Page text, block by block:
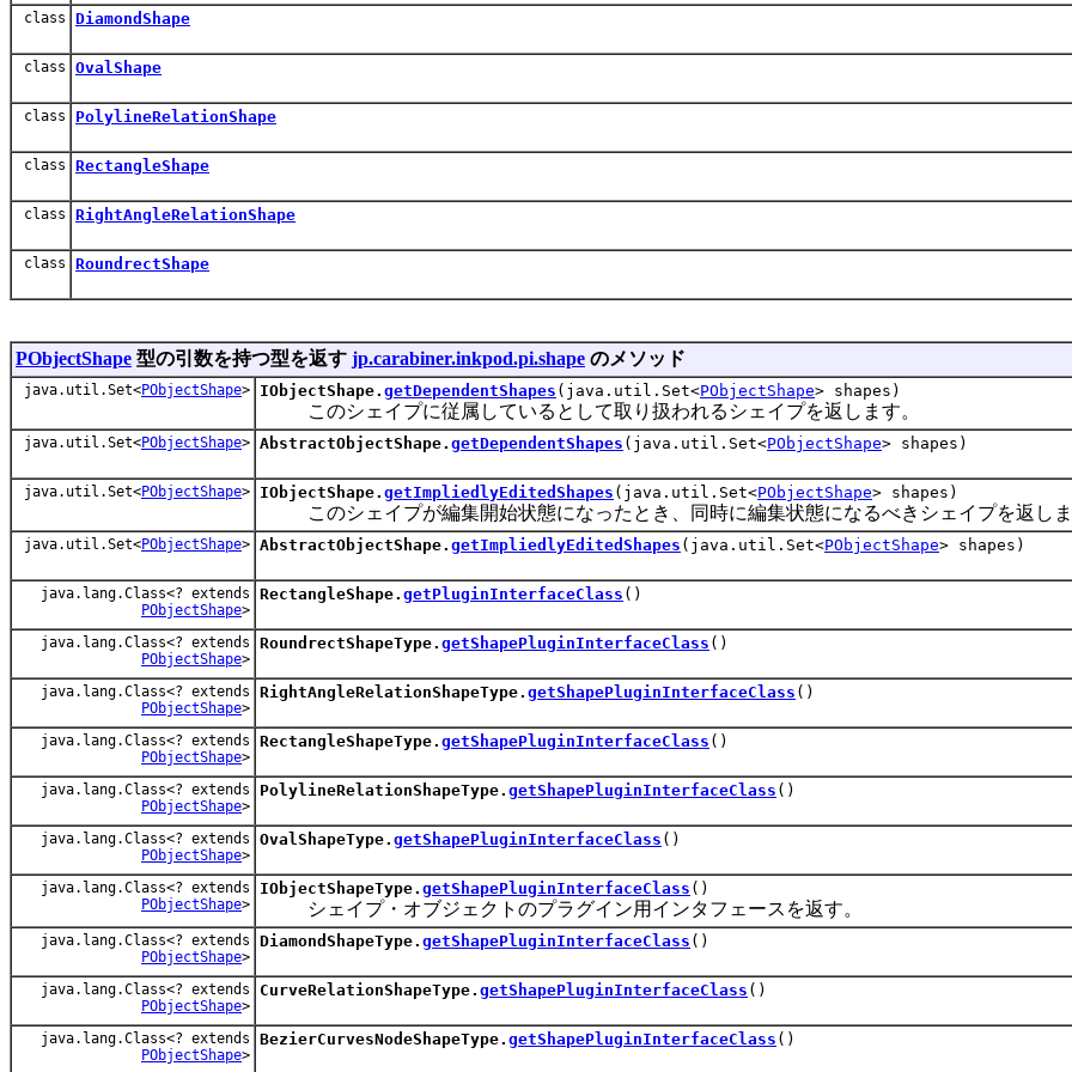
class DiamondShape
class OvalShape
class PolylineRelationShape
class RectangleShape
class RightAngleRelationShape
class RoundrectShape
PObjectShape 型の引数を持つ型を返す jp.carabiner.inkpod.pi.shape のメソッド
java.util.Set<PObjectShape> IObjectShape. getDependentShapes (java.util.Set<PObjectShape> shapes)
このシェイプに従属しているとして取り扱われるシェイプを返します。
java.util.Set<PObjectShape> AbstractObjectShape. getDependentShapes (java.util.Set<PObjectShape> shapes)
java.util.Set<PObjectShape> IObjectShape. getImpliedlyEditedShapes (java.util.Set<PObjectShape> shapes)
このシェイプが編集開始状態になったとき、同時に編集状態になるべきシェイプを返し
java.util.Set<PObjectShape> AbstractObjectShape. getImpliedlyEditedShapes (java.util.Set<PObjectShape> shapes)
java.lang.Class<? extends
PObjectShape>
RectangleShape. getPluginInterfaceClass ()
java.lang.Class<? extends
PObjectShape>
RoundrectShapeType. getShapePluginInterfaceClass ()
java.lang.Class<? extends
PObjectShape>
RightAngleRelationShapeType. getShapePluginInterfaceClass ()
java.lang.Class<? extends
PObjectShape>
RectangleShapeType. getShapePluginInterfaceClass ()
java.lang.Class<? extends
PObjectShape>
PolylineRelationShapeType. getShapePluginInterfaceClass ()
java.lang.Class<? extends
PObjectShape>
OvalShapeType. getShapePluginInterfaceClass ()
java.lang.Class<? extends
PObjectShape>
IObjectShapeType. getShapePluginInterfaceClass ()
シェイプ・オブジェクトのプラグイン用インタフェースを返す。
java.lang.Class<? extends
PObjectShape>
DiamondShapeType. getShapePluginInterfaceClass ()
java.lang.Class<? extends
PObjectShape>
CurveRelationShapeType. getShapePluginInterfaceClass ()
java.lang.Class<? extends
PObjectShape>
BezierCurvesNodeShapeType. getShapePluginInterfaceClass ()